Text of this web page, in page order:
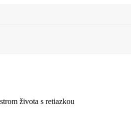
života s retiazkou